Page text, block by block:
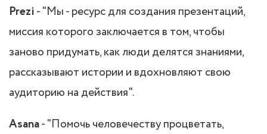
Prezi- "Мы - ресурс для создания презентаций,
миссия которого заключается в том, чтобы
заново придумать, как люди делятся знаниями,
рассказывают истории и вдохновляют свою
аудиторию на действия".
Asana- "Помочь человечеству процветать,